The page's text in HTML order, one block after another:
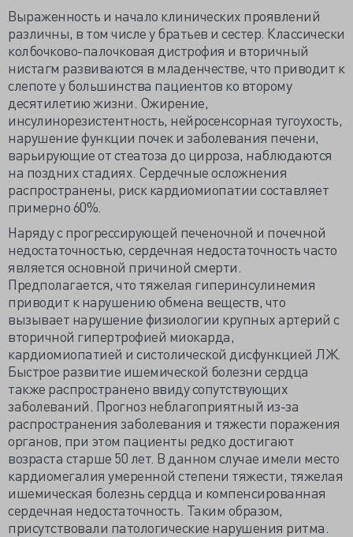
Выраженность и начало клинических проявлений
различны, в том числе у братьев и сестер. Классически
колбочково-палочковая дистрофия и вторичный
нистагм развиваются в младенчестве, что приводит к
слепоте у большинства пациентов ко второму
десятилетию жизни. Ожирение,
инсулинорезистентность, нейросенсорная тугоухость,
нарушение функции почек и заболевания печени,
варьирующие от стеатоза до цирроза, наблюдаются
на поздних стадиях. Сердечные осложнения
распространены, риск кардиомиопатии составляет
примерно 60%.
Наряду с прогрессирующей печеночной и почечной
недостаточностью, сердечная недостаточность часто
является основной причиной смерти.
Предполагается, что тяжелая гиперинсулинемия
приводит к нарушению обмена веществ, что
вызывает нарушение физиологии крупных артерий с
вторичной гипертрофией миокарда,
кардиомиопатией и систолической дисфункцией ЛЖ.
Быстрое развитие ишемической болезни сердца
также распространено ввиду сопутствующих
заболеваний. Прогноз неблагоприятный из-за
распространения заболевания и тяжести поражения
органов, при этом пациенты редко достигают
возраста старше 50 лет. В данном случае имели место
кардиомегалия умеренной степени тяжести, тяжелая
ишемическая болезнь сердца и компенсированная
сердечная недостаточность. Таким образом,
присутствовали патологические нарушения ритма.